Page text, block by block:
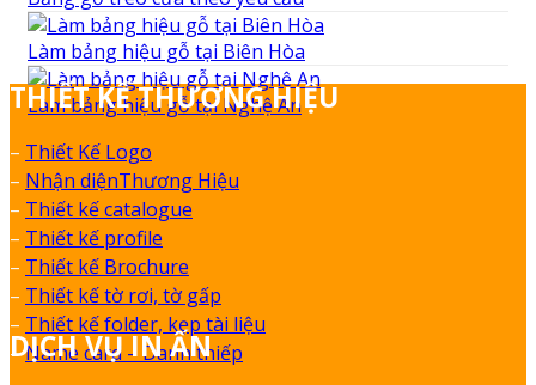
Làm bảng hiệu gỗ tại Biên Hòa
Làm bảng hiệu gỗ tại Nghệ An
THIẾT KẾ THƯƠNG HIỆU
– Thiết Kế Logo
– Nhận diệnThương Hiệu
– Thiết kế catalogue
– Thiết kế profile
– Thiết kế Brochure
– Thiết kế tờ rơi, tờ gấp
– Thiết kế folder, kẹp tài liệu
–Name card – Danh thiếp
DỊCH VỤ IN ẤN